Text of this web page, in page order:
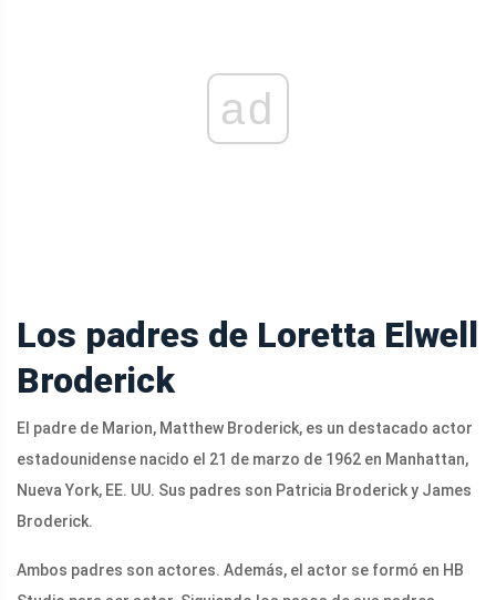
ad
Los padres de Loretta Elwell
Broderick
El padre de Marion, Matthew Broderick, es un destacado actor
estadounidense nacido el 21 de marzo de 1962 en Manhattan,
Nueva York, EE. UU. Sus padres son Patricia Broderick y James
Broderick.
Ambos padres son actores. Además, el actor se formó en HB